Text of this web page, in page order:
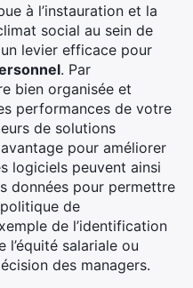
à l’instauration et la
social au sein de
levier efficace pour
. Par
bien organisée et
performances de votre
de solutions
pour améliorer
logiciels peuvent ainsi
données pour permettre
de
de l’identification
l’équité salariale ou
des managers.